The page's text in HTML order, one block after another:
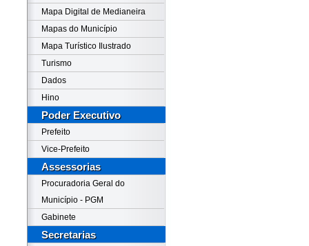
Mapa Digital de Medianeira
Mapas do Município
Mapa Turístico Ilustrado
Turismo
Dados
Hino
Poder Executivo
Prefeito
Vice-Prefeito
Assessorias
Procuradoria Geral do
Município - PGM
Gabinete
Secretarias